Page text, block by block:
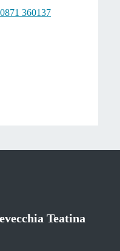
360137
Teatina